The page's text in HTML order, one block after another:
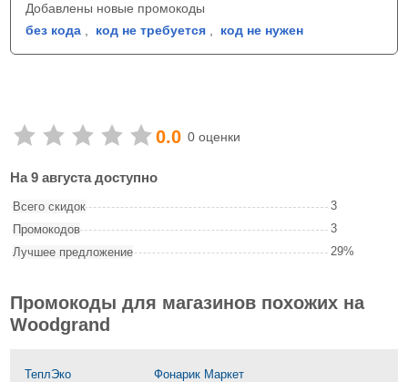
Добавлены новые промокоды
без кода
код не требуется код не нужен
0.0 0 оценки
На 9 августа доступно
Всего скидок
3
Промокодов
3
Лучшее предложение
29%
Промокоды для магазинов похожих на
Woodgrand
ТеплЭко
Фонарик Маркет